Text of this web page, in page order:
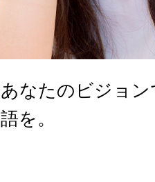
あなたのビジョン
語を。